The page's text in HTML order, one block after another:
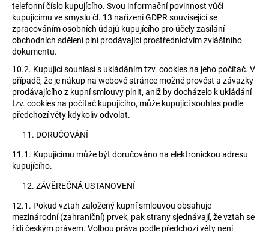
telefonní číslo kupujícího. Svou informační povinnost vůči
kupujícímu ve smyslu čl. 13 nařízení GDPR související se
zpracováním osobních údajů kupujícího pro účely zasílání
obchodních sdělení plní prodávající prostřednictvím zvláštního
dokumentu.
10.2. Kupující souhlasí s ukládáním tzv. cookies na jeho počítač. V
případě, že je nákup na webové stránce možné provést a závazky
prodávajícího z kupní smlouvy plnit, aniž by docházelo k ukládání
tzv. cookies na počítač kupujícího, může kupující souhlas podle
předchozí věty kdykoliv odvolat.
DORUČOVÁNÍ
11.1. Kupujícímu může být doručováno na elektronickou adresu
kupujícího.
ZÁVĚREČNÁ USTANOVENÍ
12.1. Pokud vztah založený kupní smlouvou obsahuje
mezinárodní (zahraniční) prvek, pak strany sjednávají, že vztah se
řídí českým právem. Volbou práva podle předchozí věty není